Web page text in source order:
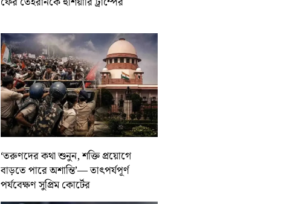
‘তরুণদের কথা শুনুন, শক্তি প্রয়োগে
বাড়তে পারে অশান্তি’— তাৎপর্যপূর্ণ
পর্যবেক্ষণ সুপ্রিম কোর্টের